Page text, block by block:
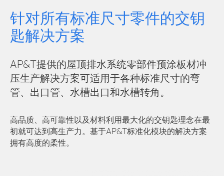
针对所有标准尺寸零件的交钥
匙解决方案
AP&T提供的屋顶排水系统零部件预涂板材冲
压生产解决方案可适用于各种标准尺寸的弯
管、出口管、水槽出口和水槽转角。
高品质、高可靠性以及材料利用最大化的交钥匙理念在最
初就可达到高生产力。基于AP&T标准化模块的解决方案
拥有高度的柔性。